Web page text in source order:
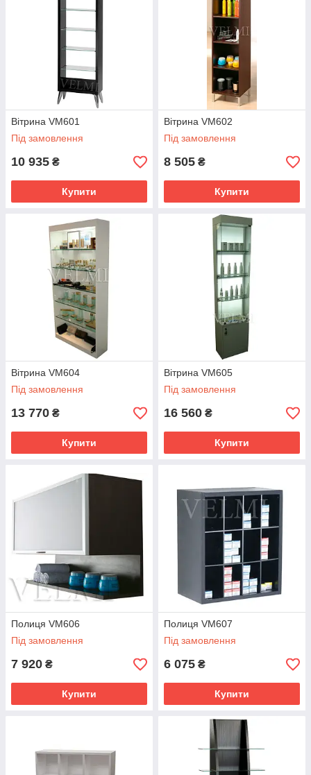
Вітрина VM601
Під замовлення
10 935 ₴
Купити
Вітрина VM602
Під замовлення
8 505 ₴
Купити
Вітрина VM604
Під замовлення
13 770 ₴
Купити
Вітрина VM605
Під замовлення
16 560 ₴
Купити
Полиця VM606
Під замовлення
7 920 ₴
Купити
Полиця VM607
Під замовлення
6 075 ₴
Купити